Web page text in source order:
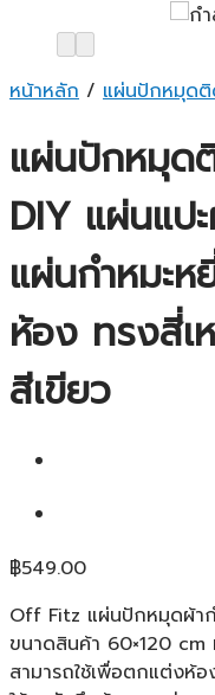
หน้าหลัก / แผ่นปักหมุด
แผ่นปักหมุด
DIY แผ่นแป
แผ่นกำหมะ
ห้อง ทรงสี่เ
สีเขียว
฿549.00
Off Fitz แผ่นปักหมุดผ้า
ขนาดสินค้า 60×120 cm
สามารถใช้เพื่อตกแต่งห้อ